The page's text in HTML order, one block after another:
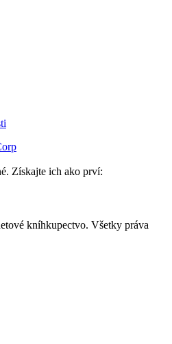
Získajte ich ako prví:
kníhkupectvo. Všetky práva